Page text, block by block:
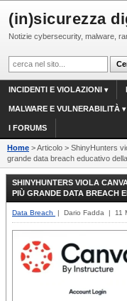
(in)sicurezza
Notizie cybersecurity, malware,
INCIDENTI E VIOLAZIONI
MALWARE E VULNERABILITÀ
I FORUMS
Home > Articolo > ShinyHunters
grande data breach educativo
SHINYHUNTERS VIOLA
PIÙ GRANDE DATA BREACH
Data Breach | Dario Fadda | 11